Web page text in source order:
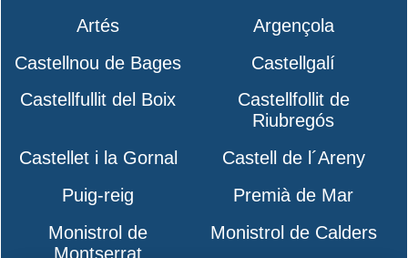
Artés
Argençola
Castellnou de Bages
Castellgalí
Castellfullit del Boix
Castellfollit de
Riubregós
Castellet i la Gornal
Castell de l´Areny
Puig-reig
Premià de Mar
Monistrol de
Montserrat
Monistrol de Calders